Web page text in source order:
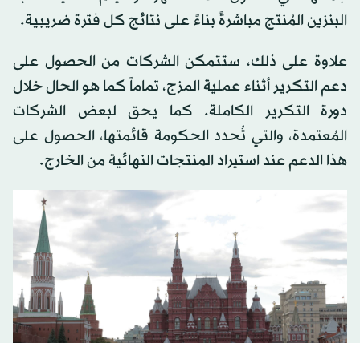
البنزين المُنتج مباشرةً بناءً على نتائج كل فترة ضريبية.
علاوة على ذلك، ستتمكن الشركات من الحصول على
دعم التكرير أثناء عملية المزج، تماماً كما هو الحال خلال
دورة التكرير الكاملة. كما يحق لبعض الشركات
المُعتمدة، والتي تُحدد الحكومة قائمتها، الحصول على
هذا الدعم عند استيراد المنتجات النهائية من الخارج.